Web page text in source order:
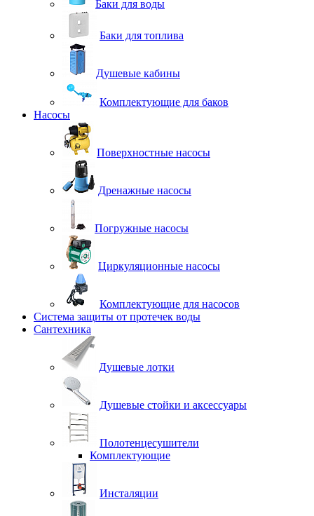
Баки для воды
Баки для топлива
Душевые кабины
Комплектующие для баков
Насосы
Поверхностные насосы
Дренажные насосы
Погружные насосы
Циркуляционные насосы
Комплектующие для насосов
Система защиты от протечек воды
Сантехника
Душевые лотки
Душевые стойки и аксессуары
Полотенцесушители
Комплектующие
Инсталяции